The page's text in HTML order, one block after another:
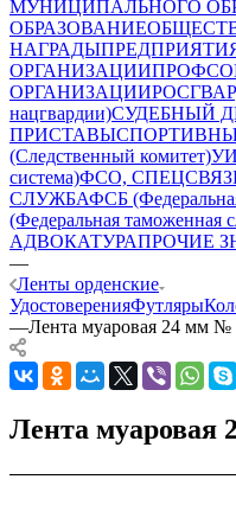
МУНИЦИПАЛЬНОГО
ОБРАЗОВАНИЕ
НАГРАДЫ
ОРГАНИЗАЦИИ
ОРГАНИЗАЦИИ
нацгвардии)СУДЕБНЫЙ
ПРИСТАВЫ
(Следственный комитет)
система)ФСО,
СЛУЖБАФСБ
(Федеральная
АДВОКАТУРАПРОЧИЕ
—
Ленты орденские
УдостоверенияФутляры
—Лента муаровая 24 мм №
Лента муаровая